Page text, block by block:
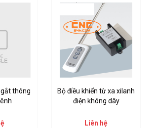
thông
Bộ điều khiển từ xa xilanh
điện không dây
Liên hệ